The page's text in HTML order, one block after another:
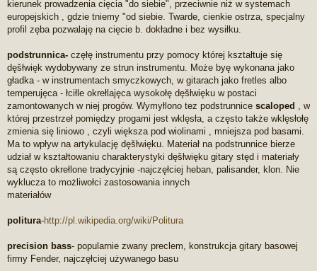
kierunek prowadzenia cięcia "do siebie", przeciwnie niż w systemach
europejskich , gdzie tniemy "od siebie. Twarde, cienkie ostrza, specjalny
profil zęba pozwalaję na cięcie b. dokładne i bez wysiłku.
podstrunnica- częłę instrumentu przy pomocy której kształtuje się
dęšłwięk wydobywany ze strun instrumentu. Może byę wykonana jako
gładka - w instrumentach smyczkowych, w gitarach jako fretles albo
temperujęca - łciłle okrełlajęca wysokołę dęšłwięku w postaci
zamontowanych w niej progów. Wymyłlono tez podstrunnice scaloped , w
której przestrzeł pomiędzy progami jest wklęsła, a często także wklęsłołę
zmienia się liniowo , czyli większa pod wiolinami , mniejsza pod basami.
Ma to wpływ na artykulację dęšłwięku. Materiał na podstrunnice bierze
udział w kształtowaniu charakterystyki dęšłwięku gitary stęd i materiały
są często okrełlone tradycyjnie -najczęłciej heban, palisander, klon. Nie
wyklucza to możliwołci zastosowania innych
materiałów
politura-http://pl.wikipedia.org/wiki/Politura
precision bass- popularnie zwany preclem, konstrukcja gitary basowej
firmy Fender, najczęłciej używanego basu